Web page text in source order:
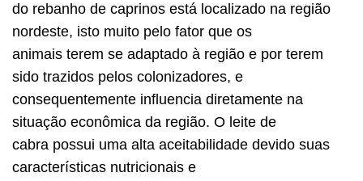
do rebanho de caprinos está localizado na região
nordeste, isto muito pelo fator que os
animais terem se adaptado à região e por terem
sido trazidos pelos colonizadores, e
consequentemente influencia diretamente na
situação econômica da região. O leite de
cabra possui uma alta aceitabilidade devido suas
características nutricionais e